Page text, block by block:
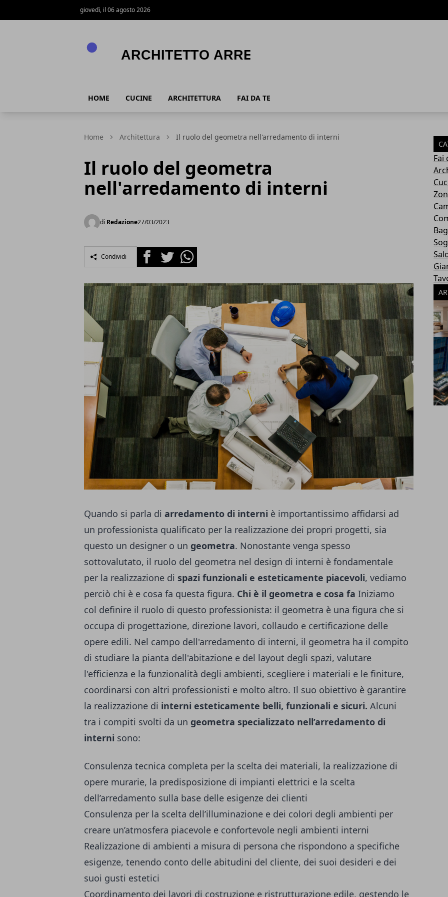
giovedì, il 06 agosto 2026
HOME CUCINE ARCHITETTURA FAI DA TE
Home Architettura Il ruolo del geometra nell'arredamento di interni
Il ruolo del geometra
nell'arredamento di interni
di Redazione27/03/2023
Condividi FacebookTwitterWhatsapp
Quando si parla di arredamento di interni è importantissimo affidarsi ad
un professionista qualificato per la realizzazione dei propri progetti, sia
questo un designer o un geometra. Nonostante venga spesso
sottovalutato, il ruolo del geometra nel design di interni è fondamentale
per la realizzazione di spazi funzionali e esteticamente piacevoli, vediamo
perciò chi è e cosa fa questa figura. Chi è il geometra e cosa fa Iniziamo
col definire il ruolo di questo professionista: il geometra è una figura che si
occupa di progettazione, direzione lavori, collaudo e certificazione delle
opere edili. Nel campo dell'arredamento di interni, il geometra ha il compito
di studiare la pianta dell'abitazione e del layout degli spazi, valutare
l'efficienza e la funzionalità degli ambienti, scegliere i materiali e le finiture,
coordinarsi con altri professionisti e molto altro. Il suo obiettivo è garantire
la realizzazione di interni esteticamente belli, funzionali e sicuri. Alcuni
tra i compiti svolti da un geometra specializzato nell’arredamento di
interni sono:
Consulenza tecnica completa per la scelta dei materiali, la realizzazione di
opere murarie, la predisposizione di impianti elettrici e la scelta
dell’arredamento sulla base delle esigenze dei clienti
Consulenza per la scelta dell’illuminazione e dei colori degli ambienti per
creare un’atmosfera piacevole e confortevole negli ambienti interni
Realizzazione di ambienti a misura di persona che rispondono a specifiche
esigenze, tenendo conto delle abitudini del cliente, dei suoi desideri e dei
suoi gusti estetici
Coordinamento dei lavori di costruzione e ristrutturazione edile, gestendo le
Fai